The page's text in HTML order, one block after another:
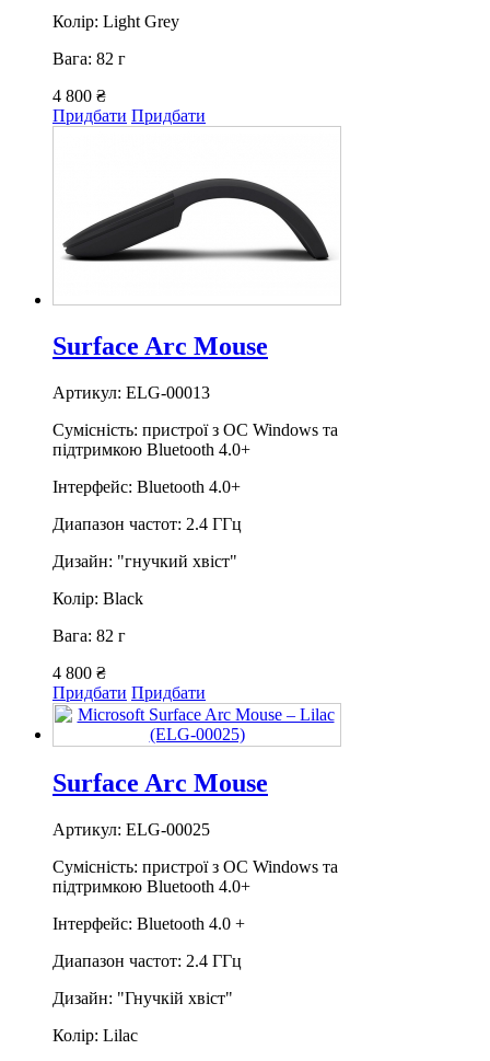
Колір: Light Grey
Вага: 82 г
4 800 ₴
Придбати Придбати
Surface Arc Mouse
Артикул: ELG-00013
Сумісність: пристрої з ОС Windows та
підтримкою Bluetooth 4.0+
Інтерфейс: Bluetooth 4.0+
Диапазон частот: 2.4 ГГц
Дизайн: "гнучкий хвіст"
Колір: Black
Вага: 82 г
4 800 ₴
Придбати Придбати
Surface Arc Mouse
Артикул: ELG-00025
Сумісність: пристрої з ОС Windows та
підтримкою Bluetooth 4.0+
Інтерфейс: Bluetooth 4.0 +
Диапазон частот: 2.4 ГГц
Дизайн: "Гнучкій хвіст"
Колір: Lilac